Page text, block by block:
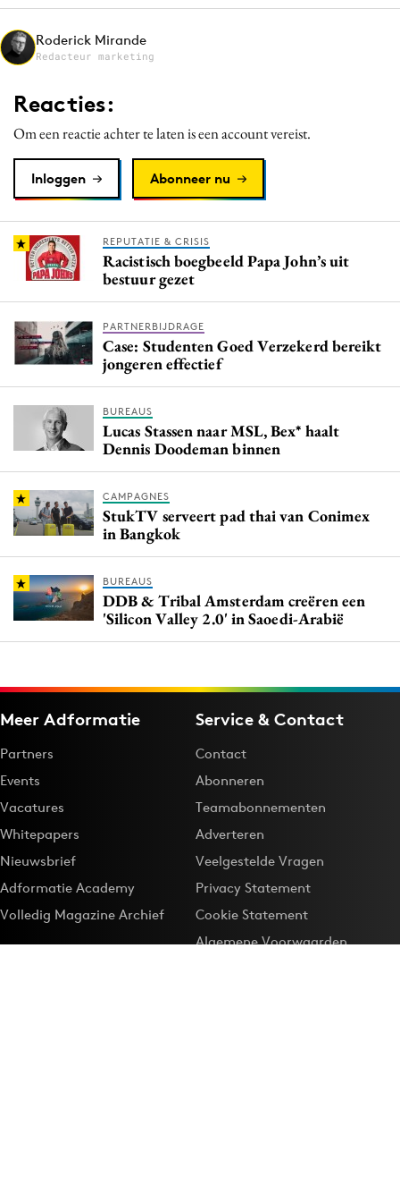
Merkstrategie
Programmatic
Purpose Marketing
Roderick Mirande
Redacteur marketing
Reacties:
Om een reactie achter te laten is een account vereist.
Inloggen Abonneer nu
REPUTATIE & CRISIS
Racistisch boegbeeld Papa John’s uit
bestuur gezet
PARTNERBIJDRAGE
Case: Studenten Goed Verzekerd bereikt
jongeren effectief
BUREAUS
Lucas Stassen naar MSL, Bex* haalt
Dennis Doodeman binnen
CAMPAGNES
StukTV serveert pad thai van Conimex
in Bangkok
BUREAUS
DDB & Tribal Amsterdam creëren een
'Silicon Valley 2.0' in Saoedi-Arabië
Meer Adformatie
Partners
Events
Vacatures
Whitepapers
Nieuwsbrief
Adformatie Academy
Volledig Magazine Archief
Service & Contact
Contact
Abonneren
Teamabonnementen
Adverteren
Veelgestelde Vragen
Privacy Statement
Cookie Statement
Algemene Voorwaarden